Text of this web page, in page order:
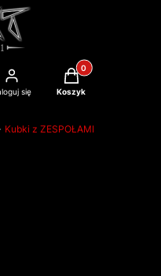
się
Produkty w
Koszyk
Kubki z ZESPOŁAMI